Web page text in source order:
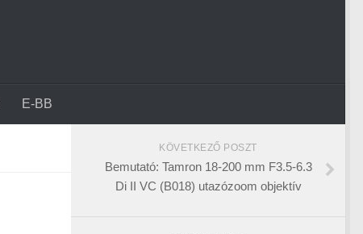
E-BB
KÖVETKEZŐ POSZT
Bemutató: Tamron 18-200 mm F3.5-6.3
Di II VC (B018) utazózoom objektív